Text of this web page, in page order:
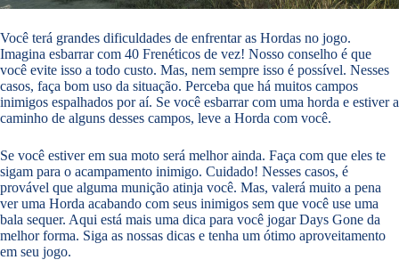
Você terá grandes dificuldades de enfrentar as Hordas no jogo.
Imagina esbarrar com 40 Frenéticos de vez! Nosso conselho é que
você evite isso a todo custo. Mas, nem sempre isso é possível. Nesses
casos, faça bom uso da situação. Perceba que há muitos campos
inimigos espalhados por aí. Se você esbarrar com uma horda e estiver a
caminho de alguns desses campos, leve a Horda com você.
Se você estiver em sua moto será melhor ainda. Faça com que eles te
sigam para o acampamento inimigo. Cuidado! Nesses casos, é
provável que alguma munição atinja você. Mas, valerá muito a pena
ver uma Horda acabando com seus inimigos sem que você use uma
bala sequer. Aqui está mais uma dica para você jogar Days Gone da
melhor forma. Siga as nossas dicas e tenha um ótimo aproveitamento
em seu jogo.